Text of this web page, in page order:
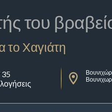
του
το Χαγιάτη